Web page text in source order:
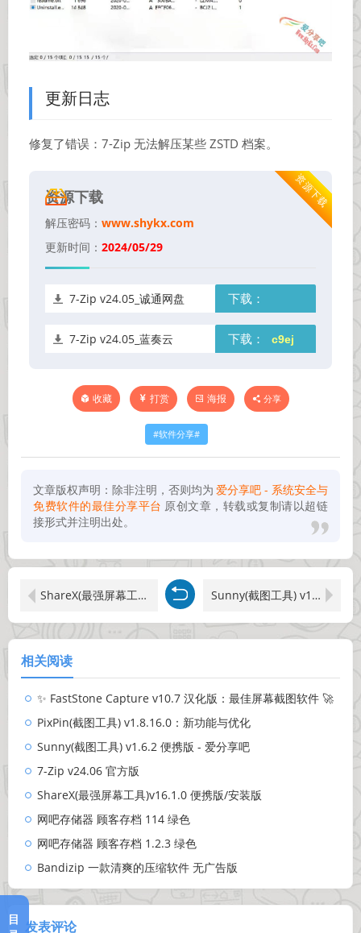
更新日志
修复了错误：7-Zip 无法解压某些 ZSTD 档案。
资源下载
资源下载
解压密码： www.shykx.com
更新时间： 2024/05/29
下载：
7-Zip v24.05_诚通网盘
下载：
7-Zip v24.05_蓝奏云
收藏 打赏 海报 分享
软件分享
文章版权声明：除非注明，否则均为 爱分享吧 - 系统安全与
免费软件的最佳分享平台 原创文章，转载或复制请以超链
接形式并注明出处。
ShareX(最强屏幕工具)v16.1.0 便携版/安装版 Sunny(截图工具) v1.6.2 便携版 - 爱分享吧
相关阅读
✨ FastStone Capture v10.7 汉化版：最佳屏幕截图软件 🚀
PixPin(截图工具) v1.8.16.0：新功能与优化
Sunny(截图工具) v1.6.2 便携版 - 爱分享吧
7-Zip v24.06 官方版
ShareX(最强屏幕工具)v16.1.0 便携版/安装版
网吧存储器 顾客存档 114 绿色
网吧存储器 顾客存档 1.2.3 绿色
Bandizip 一款清爽的压缩软件 无广告版
发表评论
目